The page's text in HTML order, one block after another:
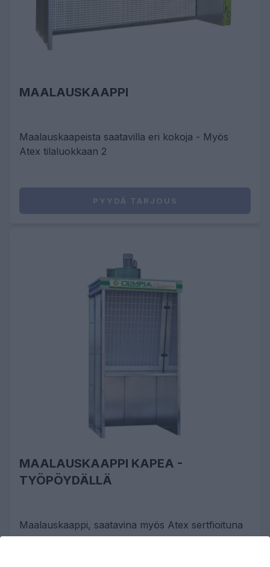
MAALAUSKAAPPI
Maalauskaapeista saatavilla eri kokoja - Myös
Atex tilaluokkaan 2
PYYDÄ TARJOUS
MAALAUSKAAPPI KAPEA -
TYÖPÖYDÄLLÄ
Maalauskaappi, saatavina myös Atex sertfioituna